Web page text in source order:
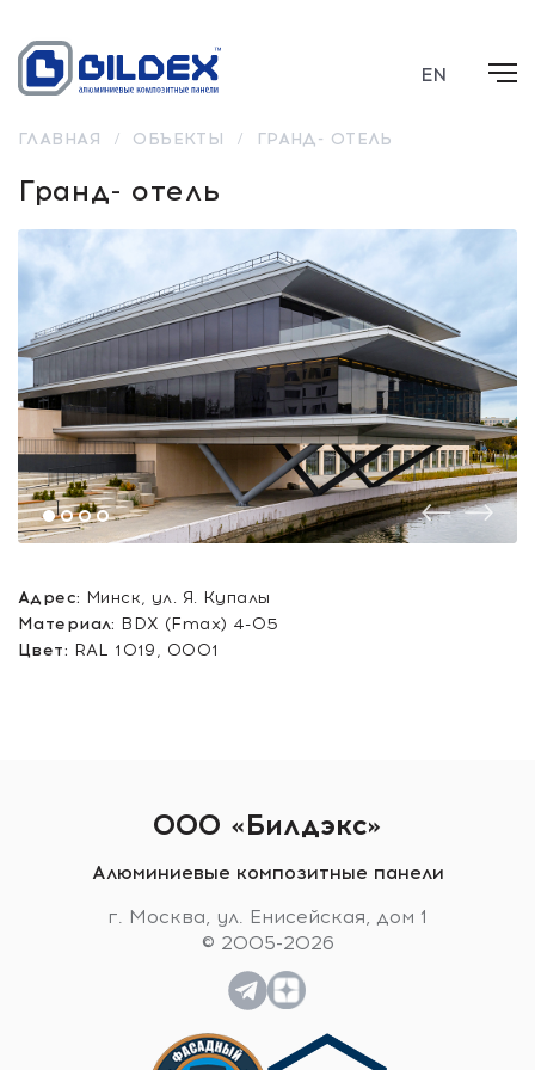
EN
ГЛАВНАЯ / ОБЪЕКТЫ / ГРАНД- ОТЕЛЬ
Гранд- отель
Адрес: Минск, ул. Я. Купалы
Материал: BDX (Fmax) 4-05
Цвет: RAL 1019, 0001
ООО «Билдэкс»
Алюминиевые композитные панели
г. Москва, ул. Енисейская, дом 1
© 2005-2026